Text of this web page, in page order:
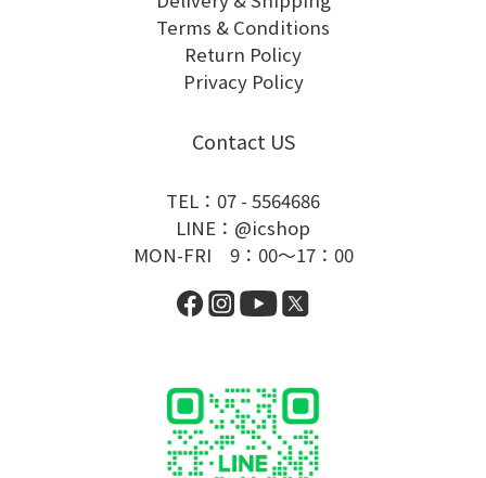
Terms & Conditions
Return Policy
Privacy Policy
Contact US
TEL：07 - 5564686
LINE：@icshop
MON-FRI 9：00～17：00